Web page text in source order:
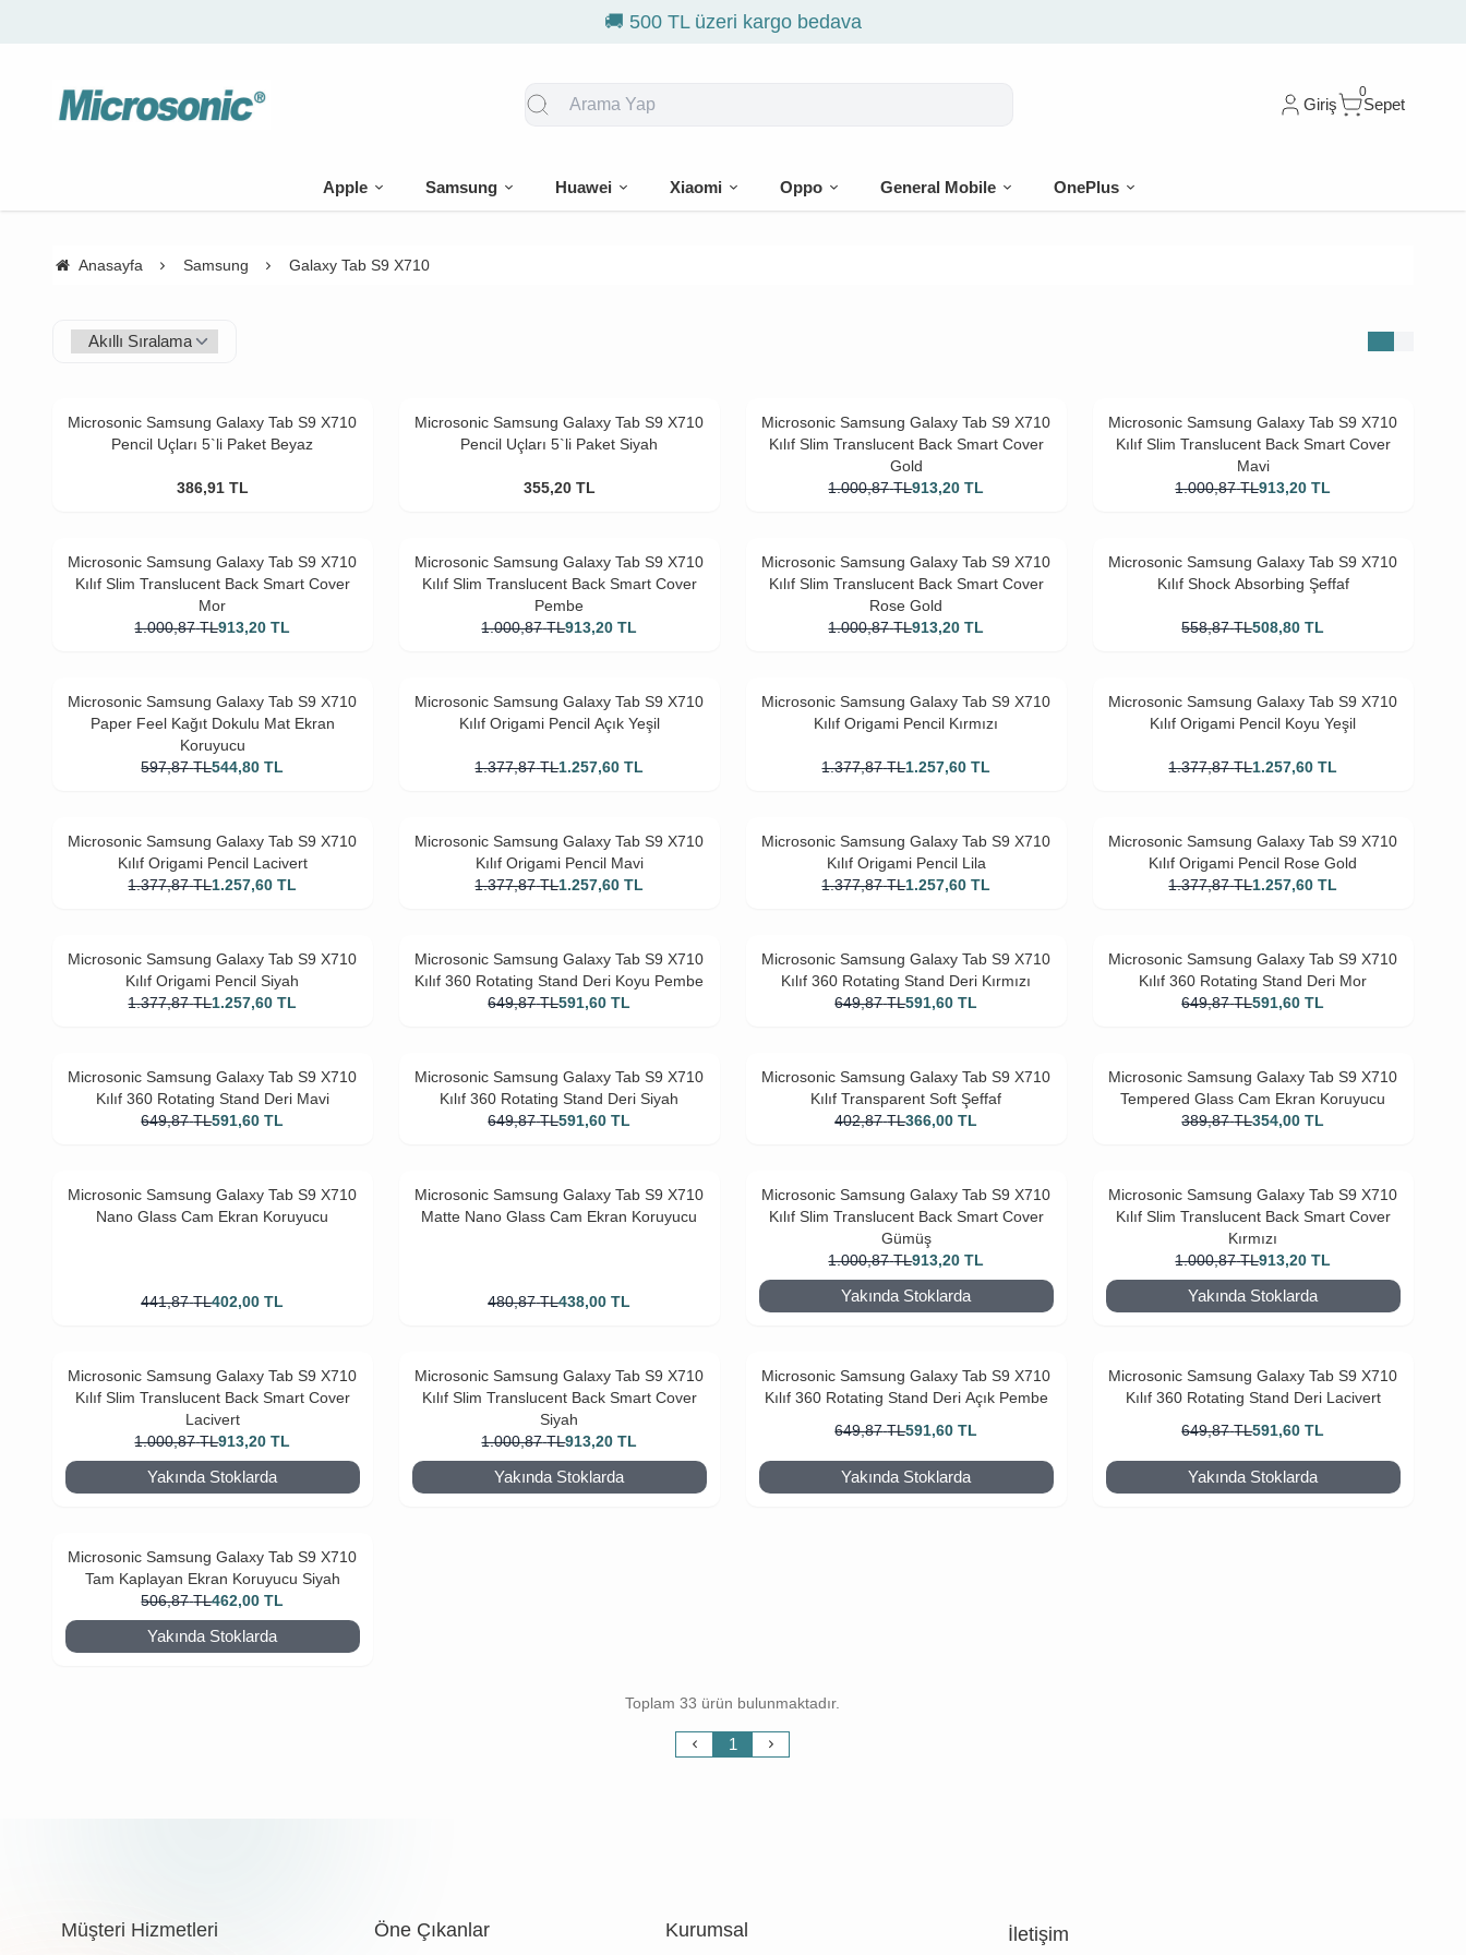
Giriş
0
Sepet
Apple Samsung Huawei Xiaomi Oppo General Mobile OnePlus
Anasayfa Samsung Galaxy Tab S9 X710
Microsonic Samsung Galaxy Tab S9 X710
Pencil Uçları 5`li Paket Beyaz
386,91 TL
Microsonic Samsung Galaxy Tab S9 X710
Pencil Uçları 5`li Paket Siyah
355,20 TL
Microsonic Samsung Galaxy Tab S9 X710
Kılıf Slim Translucent Back Smart Cover
Gold
1.000,87 TL913,20 TL
Microsonic Samsung Galaxy Tab S9 X710
Kılıf Slim Translucent Back Smart Cover
Mavi
1.000,87 TL913,20 TL
Microsonic Samsung Galaxy Tab S9 X710
Kılıf Slim Translucent Back Smart Cover
Mor
1.000,87 TL913,20 TL
Microsonic Samsung Galaxy Tab S9 X710
Kılıf Slim Translucent Back Smart Cover
Pembe
1.000,87 TL913,20 TL
Microsonic Samsung Galaxy Tab S9 X710
Kılıf Slim Translucent Back Smart Cover
Rose Gold
1.000,87 TL913,20 TL
Microsonic Samsung Galaxy Tab S9 X710
Kılıf Shock Absorbing Şeffaf
558,87 TL508,80 TL
Microsonic Samsung Galaxy Tab S9 X710
Paper Feel Kağıt Dokulu Mat Ekran
Koruyucu
597,87 TL544,80 TL
Microsonic Samsung Galaxy Tab S9 X710
Kılıf Origami Pencil Açık Yeşil
1.377,87 TL1.257,60 TL
Microsonic Samsung Galaxy Tab S9 X710
Kılıf Origami Pencil Kırmızı
1.377,87 TL1.257,60 TL
Microsonic Samsung Galaxy Tab S9 X710
Kılıf Origami Pencil Koyu Yeşil
1.377,87 TL1.257,60 TL
Microsonic Samsung Galaxy Tab S9 X710
Kılıf Origami Pencil Lacivert
1.377,87 TL1.257,60 TL
Microsonic Samsung Galaxy Tab S9 X710
Kılıf Origami Pencil Mavi
1.377,87 TL1.257,60 TL
Microsonic Samsung Galaxy Tab S9 X710
Kılıf Origami Pencil Lila
1.377,87 TL1.257,60 TL
Microsonic Samsung Galaxy Tab S9 X710
Kılıf Origami Pencil Rose Gold
1.377,87 TL1.257,60 TL
Microsonic Samsung Galaxy Tab S9 X710
Kılıf Origami Pencil Siyah
1.377,87 TL1.257,60 TL
Microsonic Samsung Galaxy Tab S9 X710
Kılıf 360 Rotating Stand Deri Koyu Pembe
649,87 TL591,60 TL
Microsonic Samsung Galaxy Tab S9 X710
Kılıf 360 Rotating Stand Deri Kırmızı
649,87 TL591,60 TL
Microsonic Samsung Galaxy Tab S9 X710
Kılıf 360 Rotating Stand Deri Mor
649,87 TL591,60 TL
Microsonic Samsung Galaxy Tab S9 X710
Kılıf 360 Rotating Stand Deri Mavi
649,87 TL591,60 TL
Microsonic Samsung Galaxy Tab S9 X710
Kılıf 360 Rotating Stand Deri Siyah
649,87 TL591,60 TL
Microsonic Samsung Galaxy Tab S9 X710
Kılıf Transparent Soft Şeffaf
402,87 TL366,00 TL
Microsonic Samsung Galaxy Tab S9 X710
Tempered Glass Cam Ekran Koruyucu
389,87 TL354,00 TL
Microsonic Samsung Galaxy Tab S9 X710
Nano Glass Cam Ekran Koruyucu
441,87 TL402,00 TL
Microsonic Samsung Galaxy Tab S9 X710
Matte Nano Glass Cam Ekran Koruyucu
480,87 TL438,00 TL
Microsonic Samsung Galaxy Tab S9 X710
Kılıf Slim Translucent Back Smart Cover
Gümüş
1.000,87 TL913,20 TL
Yakında Stoklarda
Microsonic Samsung Galaxy Tab S9 X710
Kılıf Slim Translucent Back Smart Cover
Kırmızı
1.000,87 TL913,20 TL
Yakında Stoklarda
Microsonic Samsung Galaxy Tab S9 X710
Kılıf Slim Translucent Back Smart Cover
Lacivert
1.000,87 TL913,20 TL
Yakında Stoklarda
Microsonic Samsung Galaxy Tab S9 X710
Kılıf Slim Translucent Back Smart Cover
Siyah
1.000,87 TL913,20 TL
Yakında Stoklarda
Microsonic Samsung Galaxy Tab S9 X710
Kılıf 360 Rotating Stand Deri Açık Pembe
649,87 TL591,60 TL
Yakında Stoklarda
Microsonic Samsung Galaxy Tab S9 X710
Kılıf 360 Rotating Stand Deri Lacivert
649,87 TL591,60 TL
Yakında Stoklarda
Microsonic Samsung Galaxy Tab S9 X710
Tam Kaplayan Ekran Koruyucu Siyah
506,87 TL462,00 TL
Yakında Stoklarda
Toplam 33 ürün bulunmaktadır.
1
Müşteri Hizmetleri Öne Çıkanlar Kurumsal İletişim